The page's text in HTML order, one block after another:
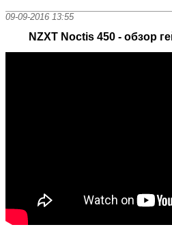
09-09-2016 13:55
NZXT Noctis 450 - обзор